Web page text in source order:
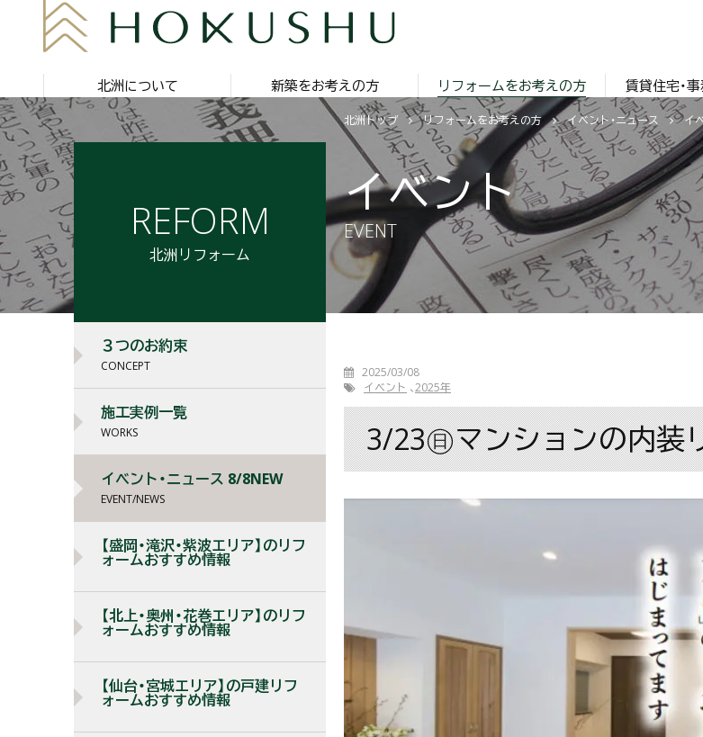
北洲について 新築をお考えの方 リフォームをお考えの方 賃貸住宅・
北洲トップ リフォームをお考えの方 イベント・ニュース イ
イベント
EVENT
2025/03/08
イベント
2025年
3/23㊐マンションの内装
REFORM
北洲リフォーム
３つのお約束
CONCEPT
施工実例一覧
WORKS
イベント・ニュース 8/8NEW
EVENT/NEWS
【盛岡・滝沢・紫波エリア】のリフ
ォームおすすめ情報
【北上・奥州・花巻エリア】のリフ
ォームおすすめ情報
【仙台・宮城エリア】の戸建リフ
ォームおすすめ情報